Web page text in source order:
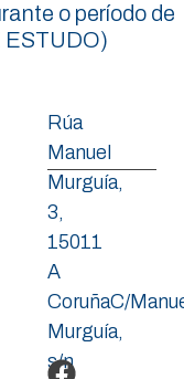
o período de
ESTUDO)
Rúa
Manuel
Murguía,
3,
15011
A
CoruñaC/
Murguía,
s/n